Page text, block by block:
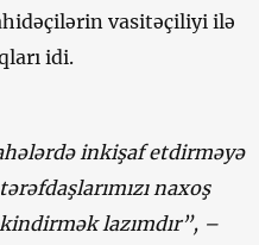
vasitəçiliyi ilə
idi.
inkişaf etdirməyə
naxoş
lazımdır”, –